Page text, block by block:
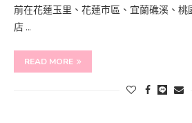
前在花蓮玉里、花蓮市區、宜蘭礁溪、
店 …
READ MORE